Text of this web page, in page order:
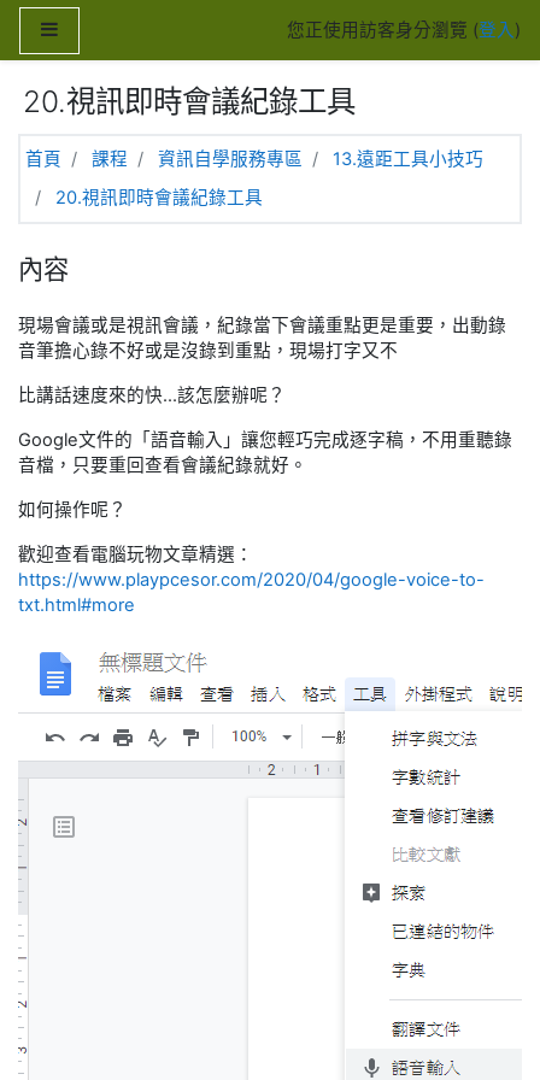
跳至主內容
您正使用訪客身分瀏覽 (登入)
20.視訊即時會議紀錄工具
首頁 課程 資訊自學服務專區
13.遠距工具小技巧
20.視訊即時會議紀錄工具
內容
現場會議或是視訊會議，紀錄當下會議重點更是重要，出動錄
音筆擔心錄不好或是沒錄到重點，現場打字又不
比講話速度來的快...該怎麼辦呢？
Google文件的「 語音輸入 」讓您輕巧完成逐字稿，不用重聽錄
音檔，只要重回查看會議紀錄就好。
如何操作呢？
歡迎查看電腦玩物文章精選：
https://www.playpcesor.com/2020/04/google-voice-to-
txt.html#more